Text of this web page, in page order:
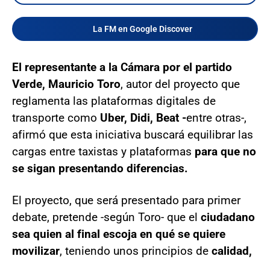
La FM en Google Discover
El representante a la Cámara por el partido
Verde, Mauricio Toro, autor del proyecto que
reglamenta las plataformas digitales de
transporte como Uber, Didi, Beat -entre otras-,
afirmó que esta iniciativa buscará equilibrar las
cargas entre taxistas y plataformas para que no
se sigan presentando diferencias.
El proyecto, que será presentado para primer
debate, pretende -según Toro- que el ciudadano
sea quien al final escoja en qué se quiere
movilizar, teniendo unos principios de calidad,